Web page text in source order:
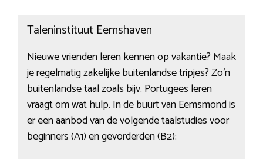
Taleninstituut Eemshaven
Nieuwe vrienden leren kennen op vakantie? Maak
je regelmatig zakelijke buitenlandse tripjes? Zo’n
buitenlandse taal zoals bijv. Portugees leren
vraagt om wat hulp. In de buurt van Eemsmond is
er een aanbod van de volgende taalstudies voor
beginners (A1) en gevorderden (B2):